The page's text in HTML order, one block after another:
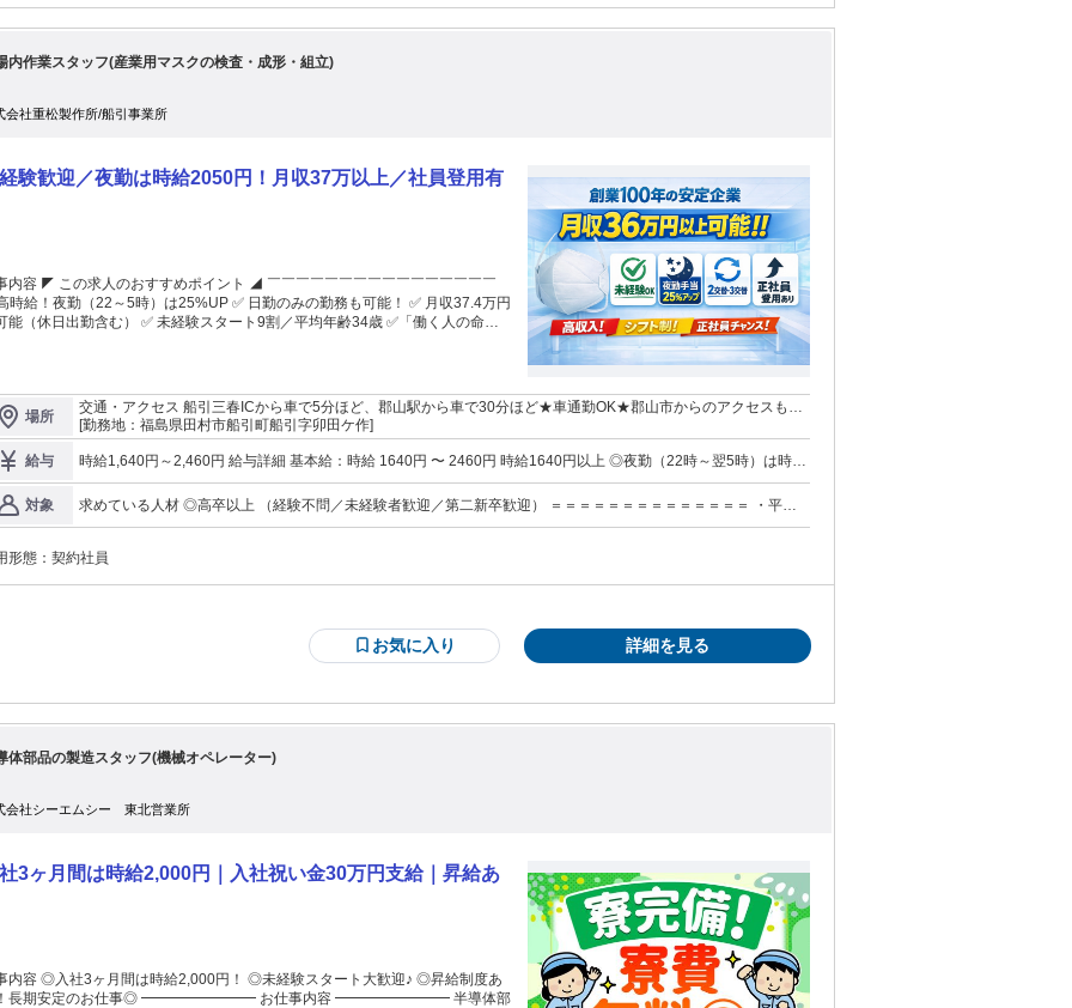
3月期決算 14億円 2023年3月期決算 12億3千万円 【一日の流れ】 9：00 業
始 AM 小ロット印刷作業 入荷商品の積み下ろし作業 （グループ会社社員と協
信や発注書作成等の事務作業 印刷商品の出荷作業 入荷商品の検品・組立・梱
に応じて、業務内容が変わります。
内作業スタッフ(産業用マスクの検査・成形・組立)
会社重松製作所/船引事業所
験歓迎／夜勤は時給2050円！月収37万以上／社員登用有
内容 ◤ この求人のおすすめポイント ◢ ￣￣￣￣￣￣￣￣￣￣￣￣￣￣￣￣
時給！夜勤（22～5時）は25%UP ✅ 日勤のみの勤務も可能！ ✅ 月収37.4万円
能（休日出勤含む） ✅ 未経験スタート9割／平均年齢34歳 ✅「働く人の命を
ィルタの製造業務をお任せします！ ※産業用マスク…工場や建設現場など
粉じんや有害ガスから守る、呼吸用保護具。 ＜具体的な業務＞ ■品質検査：
てくる製品の目視チェック ■成形加工：金型を使ったマスク本体の成形 ■組立
フィルタ等の部品取り付け ※配属は、適性や人員状況に応じて決定。 ※コ
・手順通りに進める作業が中心！ ◤ 未経験でも安心の理由 ◢ ￣￣￣￣￣￣
￣￣￣￣￣ ◎現在9割以上が未経験スタート！ ◎作業はマニュアルに沿って
！ ◎チーム作業中心で先輩がフォロー！ ◎業界パイオニアで安定の経営基
て働きたい」 そんな方
ばれています。
場所
交通・アクセス 船引三春ICから車で5分ほど、郡山駅から車で30分ほど★車通勤OK★郡山市からのアクセスも良
い職場です！
[勤務地：福島県田村市船引町船引字卯田ケ作]
給与
時給1,640円～2,460円 給与詳細 基本給：時給 1640円 〜 2460円 時給1640円以上 ◎夜勤（22時～翌5時）は時給
手当3000円 ＊交通費規定支給（上限3万1600円） └支給例：片道25kmの場合、月1万2900円
対象
求めている人材 ◎高卒以上 （経験不問／未経験者歓迎／第二新卒歓迎） ＝＝＝＝＝＝＝＝＝＝＝＝＝＝ ・平均
形態： 契約社員
お気に入り 詳細を見る
体部品の製造スタッフ(機械オペレーター)
会社シーエムシー 東北営業所
3ヶ月間は時給2,000円｜入社祝い金30万円支給｜昇給あ
内容 ◎入社3ヶ月間は時給2,000円！ ◎未経験スタート大歓迎♪ ◎昇給制度あ
安定のお仕事◎ ━━━━━━━━ お仕事内容 ━━━━━━━━ 半導体部